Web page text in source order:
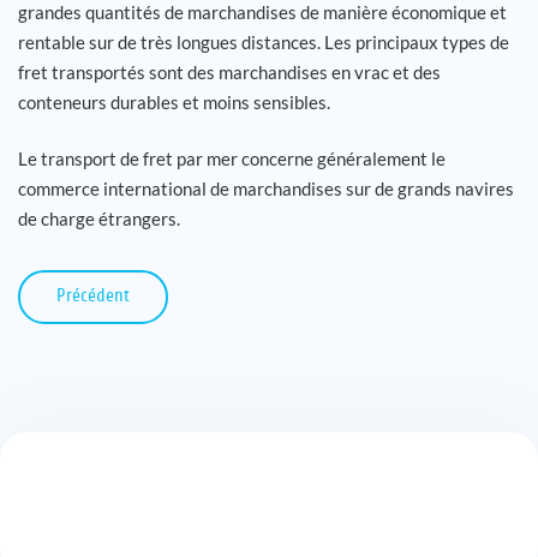
grandes quantités de marchandises de manière économique et
rentable sur de très longues distances. Les principaux types de
fret transportés sont des marchandises en vrac et des
conteneurs durables et moins sensibles.
Le transport de fret par mer concerne généralement le
commerce international de marchandises sur de grands navires
de charge étrangers.
Précédent